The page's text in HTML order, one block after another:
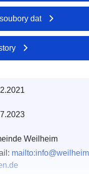
dat
Weilheim